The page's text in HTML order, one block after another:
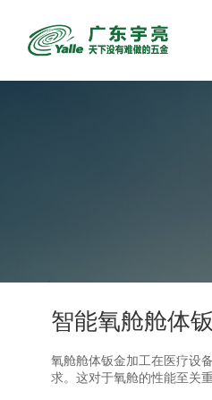
智能氧舱舱体
氧舱舱体钣金加工在医疗设
求。这对于氧舱的性能至关